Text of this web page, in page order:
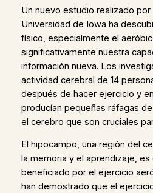
Un nuevo estudio realizado
Universidad de Iowa ha
físico, especialmente el
significativamente nuestra
información nueva. Los
actividad cerebral de 14
después de hacer ejercicio y
producían pequeñas ráfagas
el cerebro que son cruciales
El hipocampo, una región del
la memoria y el aprendizaje,
beneficiado por el ejercicio
han demostrado que el